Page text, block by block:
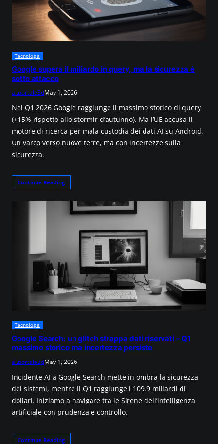
Tecnologia
Google supera il miliardo in query, ma la sicurezza è
sotto attacco
ai.portale3dMay 1, 2026
Nel Q1 2026 Google raggiunge il massimo storico di query
(+15% rispetto allo stormir d’autunno). Ma l’UE accusa il
motore di ricerca per mala custodia dei dati AI su Android.
Un varco verso nuove terre, ma con incertezze sulla
sicurezza.
Continue Reading
Tecnologia
Google Search: un glitch strappa dati riservati – Q1
massimo storico ma incertezza persiste
ai.portale3dMay 1, 2026
Incidente AI a Google Search mette in ombra la sicurezza
dei sistemi, mentre il Q1 raggiunge i 109,9 miliardi di
dollari. Iniziamo a navigare tra le Sirene dell’intelligenza
artificiale con prudenza e controllo.
Continue Reading